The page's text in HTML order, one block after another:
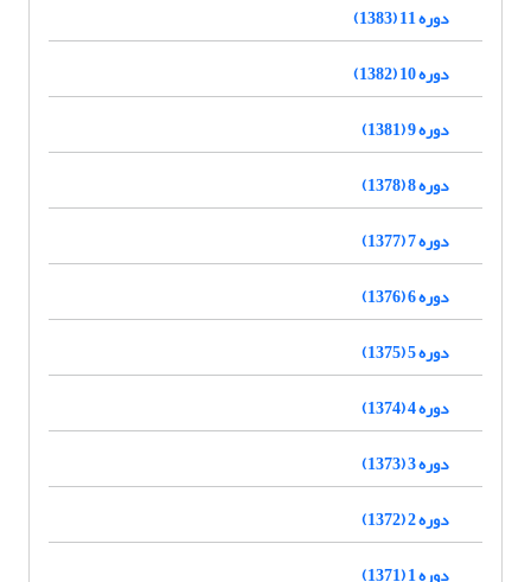
دوره 11 (1383)
دوره 10 (1382)
دوره 9 (1381)
دوره 8 (1378)
دوره 7 (1377)
دوره 6 (1376)
دوره 5 (1375)
دوره 4 (1374)
دوره 3 (1373)
دوره 2 (1372)
دوره 1 (1371)